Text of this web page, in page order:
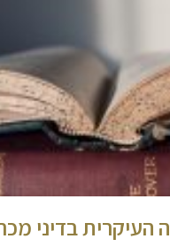
העיקרית בדיני